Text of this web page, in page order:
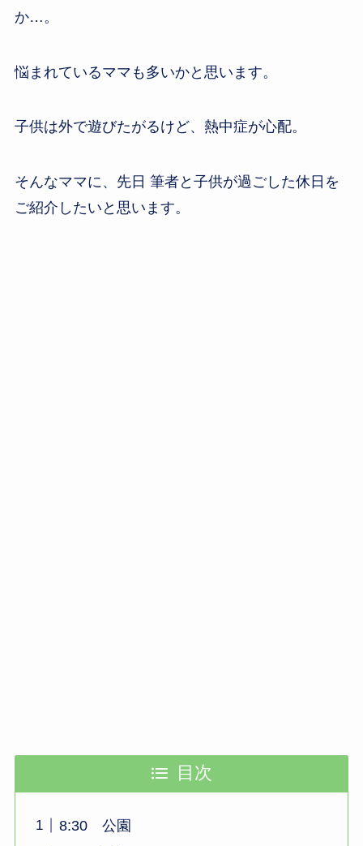
か…。
悩まれているママも多いかと思います。
子供は外で遊びたがるけど、熱中症が心配。
そんなママに、先日 筆者と子供が過ごした休日を
ご紹介したいと思います。
目次
8:30 公園